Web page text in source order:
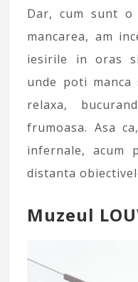
Dar, cum sunt o
mancarea, am
iesirile in oras
unde poti
relaxa,
frumoasa. Asa
infernale, acum
distanta
Muzeul